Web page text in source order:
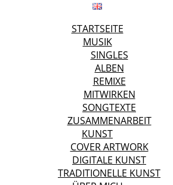
STARTSEITE
MUSIK
SINGLES
ALBEN
REMIXE
MITWIRKEN
SONGTEXTE
ZUSAMMENARBEIT
KUNST
COVER ARTWORK
DIGITALE KUNST
TRADITIONELLE KUNST